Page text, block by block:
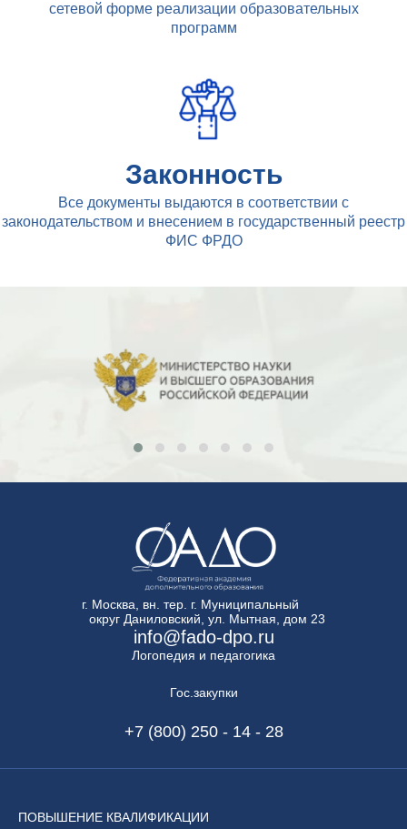
сетевой форме реализации образовательных
программ
Законность
Все документы выдаются в соответствии с
законодательством и внесением в государственный реестр
ФИС ФРДО
г. Москва, вн. тер. г. Муниципальный
округ Даниловский, ул. Мытная, дом 23
info@fado-dpo.ru
Логопедия и педагогика
Гос.закупки
+7 (800) 250 - 14 - 28
ПОВЫШЕНИЕ КВАЛИФИКАЦИИ